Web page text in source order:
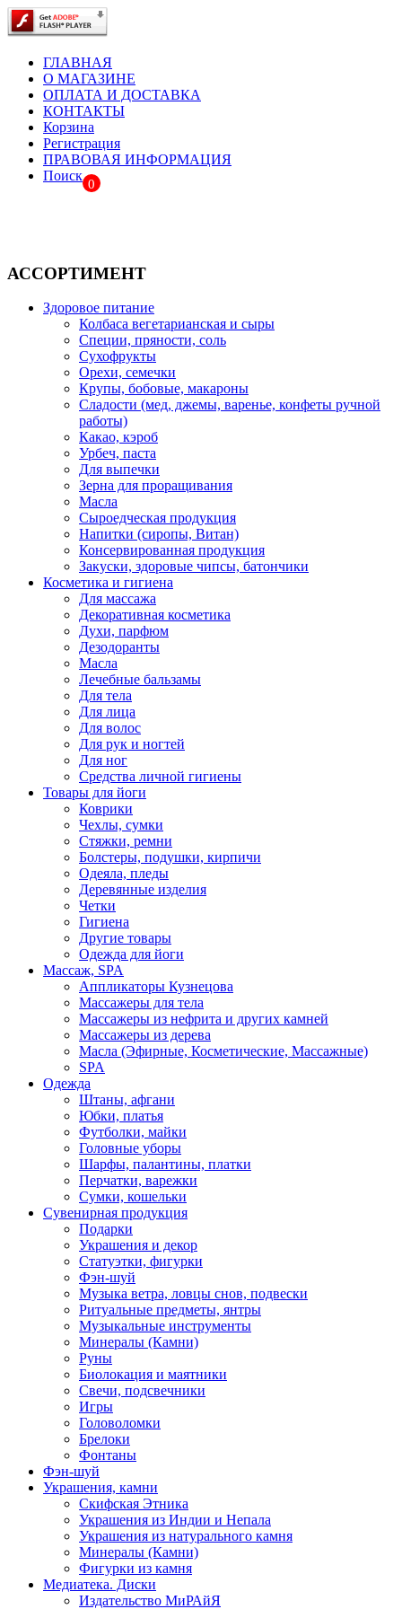
ГЛАВНАЯ
О МАГАЗИНЕ
ОПЛАТА И ДОСТАВКА
КОНТАКТЫ
Корзина
Регистрация
ПРАВОВАЯ ИНФОРМАЦИЯ
Поиск
0
АССОРТИМЕНТ
Здоровое питание
Колбаса вегетарианская и сыры
Специи, пряности, соль
Сухофрукты
Орехи, семечки
Крупы, бобовые, макароны
Сладости (мед, джемы, варенье, конфеты ручной
работы)
Какао, кэроб
Урбеч, паста
Для выпечки
Зерна для проращивания
Масла
Сыроедческая продукция
Напитки (сиропы, Витан)
Консервированная продукция
Закуски, здоровые чипсы, батончики
Косметика и гигиена
Для массажа
Декоративная косметика
Духи, парфюм
Дезодоранты
Масла
Лечебные бальзамы
Для тела
Для лица
Для волос
Для рук и ногтей
Для ног
Средства личной гигиены
Товары для йоги
Коврики
Чехлы, сумки
Стяжки, ремни
Болстеры, подушки, кирпичи
Одеяла, пледы
Деревянные изделия
Четки
Гигиена
Другие товары
Одежда для йоги
Массаж, SPA
Аппликаторы Кузнецова
Массажеры для тела
Массажеры из нефрита и других камней
Массажеры из дерева
Масла (Эфирные, Косметические, Массажные)
SPA
Одежда
Штаны, афгани
Юбки, платья
Футболки, майки
Головные уборы
Шарфы, палантины, платки
Перчатки, варежки
Сумки, кошельки
Сувенирная продукция
Подарки
Украшения и декор
Статуэтки, фигурки
Фэн-шуй
Музыка ветра, ловцы снов, подвески
Ритуальные предметы, янтры
Музыкальные инструменты
Минералы (Камни)
Руны
Биолокация и маятники
Свечи, подсвечники
Игры
Головоломки
Брелоки
Фонтаны
Фэн-шуй
Украшения, камни
Скифская Этника
Украшения из Индии и Непала
Украшения из натурального камня
Минералы (Камни)
Фигурки из камня
Медиатека. Диски
Издательство МиРАйЯ